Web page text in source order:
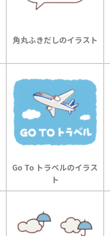
角丸ふきだしのイラスト
Go To トラベルのイラス
ト